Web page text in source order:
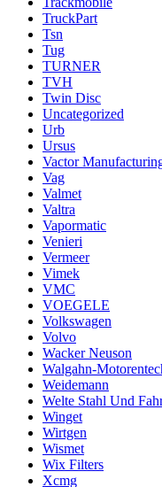
TruckPart
Tsn
Tug
TURNER
TVH
Twin Disc
Uncategorized
Urb
Ursus
Vactor
Vag
Valmet
Valtra
Vapormatic
Venieri
Vermeer
Vimek
VMC
VOEGELE
Volkswagen
Volvo
Wacker Neuson
Walgahn-
Weidemann
Welte Stahl Und
Winget
Wirtgen
Wismet
Wix Filters
Xcmg